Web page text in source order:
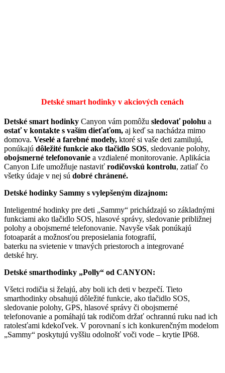
Detské smart hodinky v akciových cenách
Detské smart hodinky Canyon vám pomôžu sledovať polohu a
ostať v kontakte s vaším dieťaťom, aj keď sa nachádza mimo
domova. Veselé a farebné modely, ktoré si vaše deti zamilujú,
ponúkajú dôležité funkcie ako tlačidlo SOS, sledovanie polohy,
obojsmerné telefonovanie a vzdialené monitorovanie. Aplikácia
Canyon Life umožňuje nastaviť rodičovskú kontrolu, zatiaľ čo
všetky údaje v nej sú dobré chránené.
Detské hodinky Sammy s vylepšeným dizajnom:
Inteligentné hodinky pre deti „Sammy“ prichádzajú so základnými
funkciami ako tlačidlo SOS, hlasové správy, sledovanie približnej
polohy a obojsmerné telefonovanie. Navyše však ponúkajú
fotoaparát a možnosťou preposielania fotografií,
baterku na svietenie v tmavých priestoroch a integrované
detské hry.
Detské smarthodinky „Polly“ od CANYON:
Všetci rodičia si želajú, aby boli ich deti v bezpečí. Tieto
smarthodinky obsahujú dôležité funkcie, ako tlačidlo SOS,
sledovanie polohy, GPS, hlasové správy či obojsmerné
telefonovanie a pomáhajú tak rodičom držať ochrannú ruku nad ich
ratolesťami kdekoľvek. V porovnaní s ich konkurenčným modelom
„Sammy“ poskytujú vyššiu odolnošť voči vode – krytie IP68.